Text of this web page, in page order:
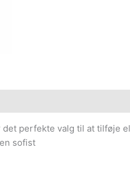
det perfekte valg til at
sofist